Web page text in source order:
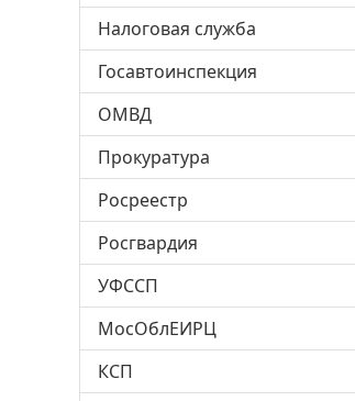
Налоговая служба
Госавтоинспекция
ОМВД
Прокуратура
Росреестр
Росгвардия
УФССП
МосОблЕИРЦ
КСП